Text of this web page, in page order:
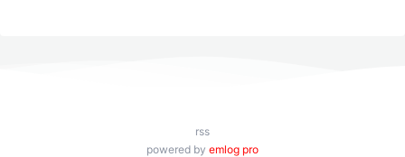
rss
powered by emlog pro